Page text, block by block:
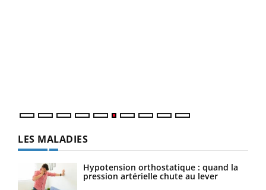
LES MALADIES
Hypotension orthostatique : quand la
pression artérielle chute au lever